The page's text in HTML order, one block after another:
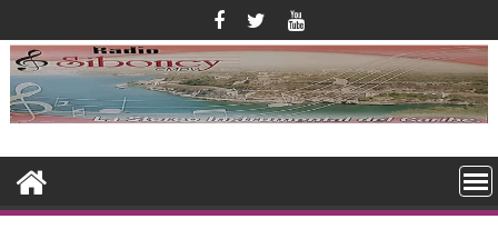
al
contenido